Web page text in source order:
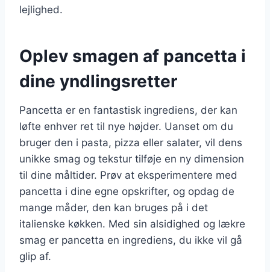
lejlighed.
Oplev smagen af pancetta i
dine yndlingsretter
Pancetta er en fantastisk ingrediens, der kan
løfte enhver ret til nye højder. Uanset om du
bruger den i pasta, pizza eller salater, vil dens
unikke smag og tekstur tilføje en ny dimension
til dine måltider. Prøv at eksperimentere med
pancetta i dine egne opskrifter, og opdag de
mange måder, den kan bruges på i det
italienske køkken. Med sin alsidighed og lækre
smag er pancetta en ingrediens, du ikke vil gå
glip af.